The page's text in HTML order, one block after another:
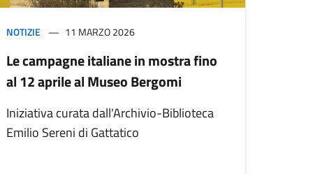
NOTIZIE 11 MARZO 2026
Le campagne italiane in mostra fino
al 12 aprile al Museo Bergomi
Iniziativa curata dall'Archivio-Biblioteca
Emilio Sereni di Gattatico